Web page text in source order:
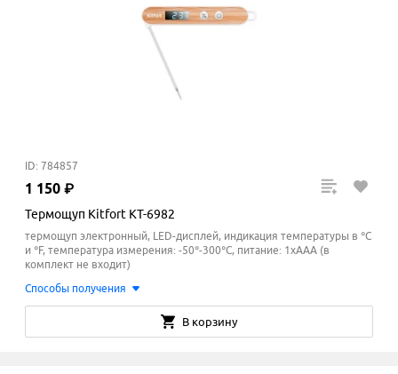
ID: 784857
1 150 ₽
Термощуп Kitfort KT-6982
термощуп электронный, LED-дисплей, индикация температуры в °С
и °F, температура измерения: -50°-300°С, питание: 1хААА (в
комплект не входит)
Способы получения
В корзину